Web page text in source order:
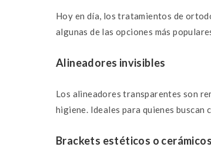
Hoy en día, los tratamientos de
algunas de las opciones más
Alineadores invisibles
Los alineadores transparentes son
higiene. Ideales para quienes buscan
Brackets estéticos o cerámicos